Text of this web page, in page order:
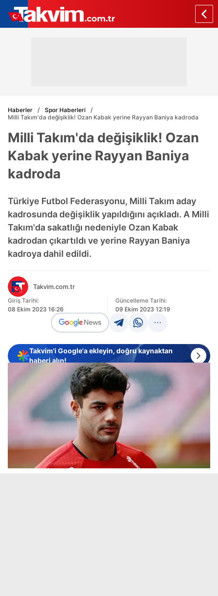
Haberler
Spor Haberleri
Milli Takım'da değişiklik! Ozan Kabak yerine Rayyan Baniya kadroda
Milli Takım'da değişiklik! Ozan
Kabak yerine Rayyan Baniya
kadroda
Türkiye Futbol Federasyonu, Milli Takım aday
kadrosunda değişiklik yapıldığını açıkladı. A Milli
Takım'da sakatlığı nedeniyle Ozan Kabak
kadrodan çıkartıldı ve yerine Rayyan Baniya
kadroya dahil edildi.
Takvim.com.tr
Giriş Tarihi:
08 Ekim 2023 16:26
Güncelleme Tarihi:
09 Ekim 2023 12:19
Takvim'i Google'a ekleyin, doğru kaynaktan
haberi alın!